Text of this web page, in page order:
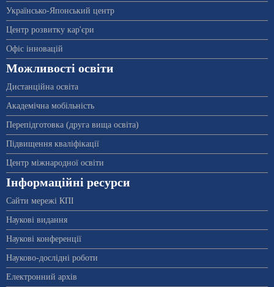
Українсько-Японський центр
Центр розвитку кар'єри
Офіс інновацій
Можливості освіти
Дистанційна освіта
Академічна мобільність
Перепідготовка (друга вища освіта)
Підвищення кваліфікації
Центр міжнародної освіти
Інформаційні ресурси
Сайти мережі КПІ
Наукові видання
Наукові конференції
Науково-дослідні роботи
Електронний архів